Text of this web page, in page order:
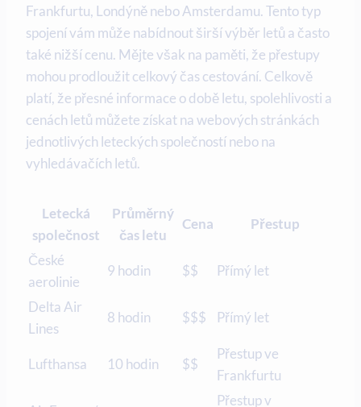
Frankfurtu, Londýně nebo Amsterdamu. Tento typ
spojení vám může nabídnout širší výběr letů a často
také nižší cenu. Mějte však na paměti, že přestupy
mohou prodloužit celkový čas cestování. Celkově
platí, že přesné informace o době letu, spolehlivosti a
cenách letů můžete získat na webových stránkách
jednotlivých leteckých společností nebo na
vyhledávačích letů.
Letecká
společnost
Průměrný
čas letu
Cena Přestup
České
aerolinie
9 hodin $$ Přímý let
Delta Air
Lines
8 hodin $$$ Přímý let
Lufthansa 10 hodin $$
Přestup ve
Frankfurtu
Přestup v